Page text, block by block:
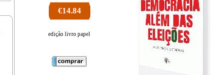
€14.84
edição livro papel